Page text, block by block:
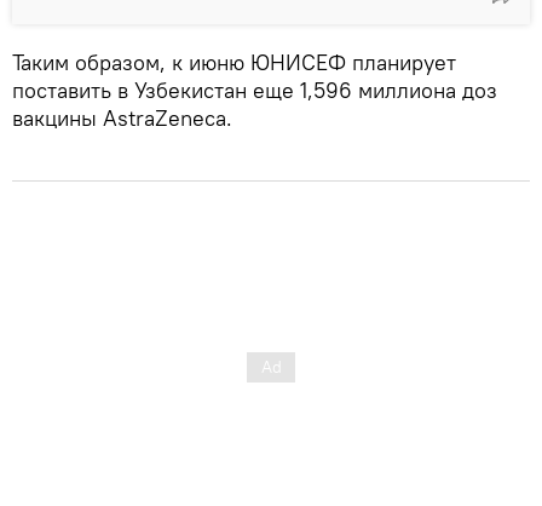
Таким образом, к июню ЮНИСЕФ планирует
поставить в Узбекистан еще 1,596 миллиона доз
вакцины AstraZeneca.